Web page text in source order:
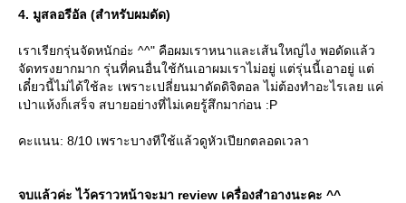
4. มูสลอรีอัล (สำหรับผมดัด)
เราเรียกรุ่นจัดหนักอ่ะ ^^" คือผมเราหนาและเส้นใหญ่ไง พอดัดแล้ว
จัดทรงยากมาก รุ่นที่คนอื่นใช้กันเอาผมเราไม่อยู่ แต่รุ่นนี้เอาอยู่ แต่
เดี๋ยวนี้ไม่ได้ใช้ละ เพราะเปลี่ยนมาดัดดิจิตอล ไม่ต้องทำอะไรเลย แค่
เป่าแห้งก็เสร็จ สบายอย่างที่ไม่เคยรู้สึกมาก่อน :P
คะแนน: 8/10 เพราะบางทีใช้แล้วดูหัวเปียกตลอดเวลา
จบแล้วค่ะ ไว้คราวหน้าจะมา review เครื่องสำอางนะคะ ^^